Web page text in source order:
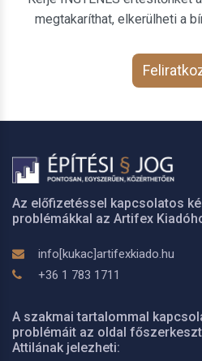
megtakaríthat, elkerülheti a
Az előfizetéssel kapcsolatos
problémákkal az Artifex
info[kukac]artifexkiado.hu
+36 1 783 1711
A szakmai tartalommal
problémáit az oldal
Attilának jelezheti: